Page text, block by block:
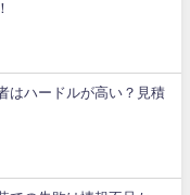
はハードルが高い？見積